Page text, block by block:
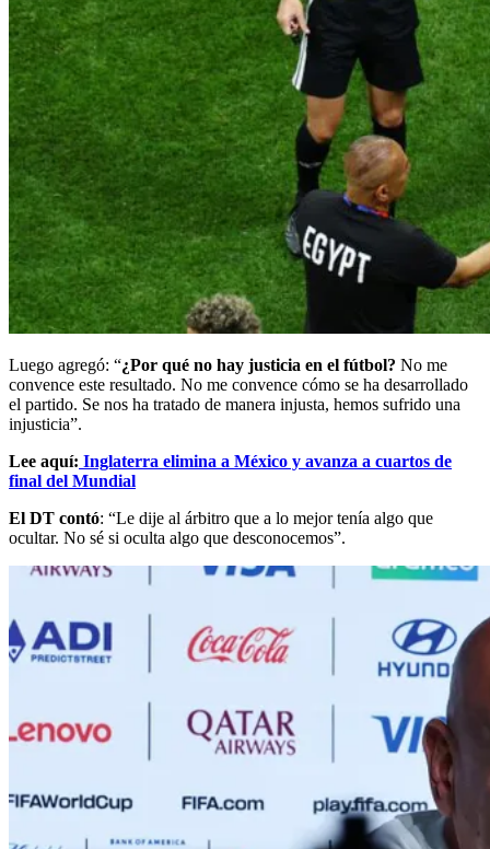
Luego agregó: “¿Por qué no hay justicia en el fútbol? No me
convence este resultado. No me convence cómo se ha desarrollado
el partido. Se nos ha tratado de manera injusta, hemos sufrido una
injusticia”.
Lee aquí: Inglaterra elimina a México y avanza a cuartos de
final del Mundial
El DT contó: “Le dije al árbitro que a lo mejor tenía algo que
ocultar. No sé si oculta algo que desconocemos”.